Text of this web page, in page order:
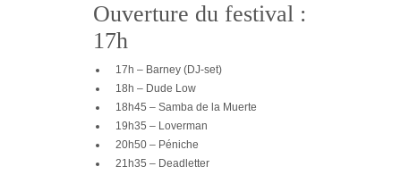
Ouverture du festival :
17h
17h – Barney (DJ-set)
18h – Dude Low
18h45 – Samba de la Muerte
19h35 – Loverman
20h50 – Péniche
21h35 – Deadletter